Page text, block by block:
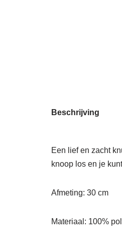
Beschrijving
Een lief en zacht
knoop los en je
Afmeting: 30 cm
Materiaal: 100%